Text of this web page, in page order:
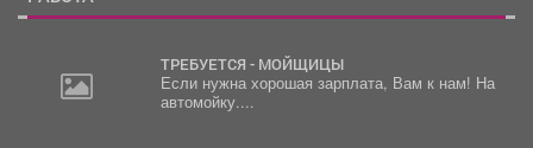
ТРЕБУЕТСЯ - МОЙЩИЦЫ
Если нужна хорошая зарплата, Вам к нам! На
автомойку....